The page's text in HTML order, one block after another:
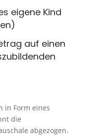
eigene Kind
auf einen
in Form eines
die
abgezogen.